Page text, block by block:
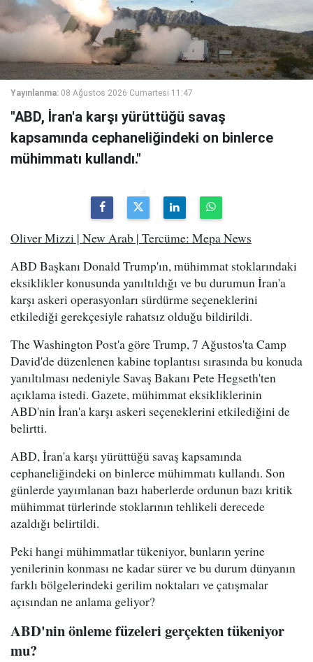
Yayınlanma: 08 Ağustos 2026 Cumartesi 11:47
"ABD, İran'a karşı yürüttüğü savaş
kapsamında cephaneliğindeki on binlerce
mühimmatı kullandı."
Oliver Mizzi | New Arab | Tercüme: Mepa News
ABD Başkanı Donald Trump'ın, mühimmat stoklarındaki
eksiklikler konusunda yanıltıldığı ve bu durumun İran'a
karşı askeri operasyonları sürdürme seçeneklerini
etkilediği gerekçesiyle rahatsız olduğu bildirildi.
The Washington Post'a göre Trump, 7 Ağustos'ta Camp
David'de düzenlenen kabine toplantısı sırasında bu konuda
yanıltılması nedeniyle Savaş Bakanı Pete Hegseth'ten
açıklama istedi. Gazete, mühimmat eksikliklerinin
ABD'nin İran'a karşı askeri seçeneklerini etkilediğini de
belirtti.
ABD, İran'a karşı yürüttüğü savaş kapsamında
cephaneliğindeki on binlerce mühimmatı kullandı. Son
günlerde yayımlanan bazı haberlerde ordunun bazı kritik
mühimmat türlerinde stoklarının tehlikeli derecede
azaldığı belirtildi.
Peki hangi mühimmatlar tükeniyor, bunların yerine
yenilerinin konması ne kadar sürer ve bu durum dünyanın
farklı bölgelerindeki gerilim noktaları ve çatışmalar
açısından ne anlama geliyor?
ABD'nin önleme füzeleri gerçekten tükeniyor
mu?